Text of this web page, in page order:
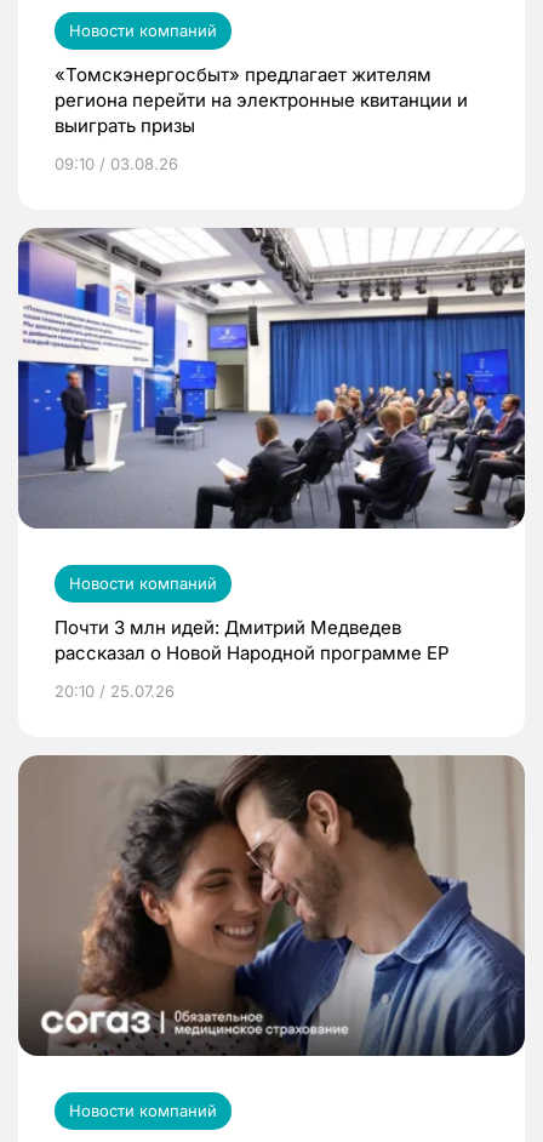
Новости компаний
«Томскэнергосбыт» предлагает жителям
региона перейти на электронные квитанции и
выиграть призы
09:10 / 03.08.26
Новости компаний
Почти 3 млн идей: Дмитрий Медведев
рассказал о Новой Народной программе ЕР
20:10 / 25.07.26
Новости компаний